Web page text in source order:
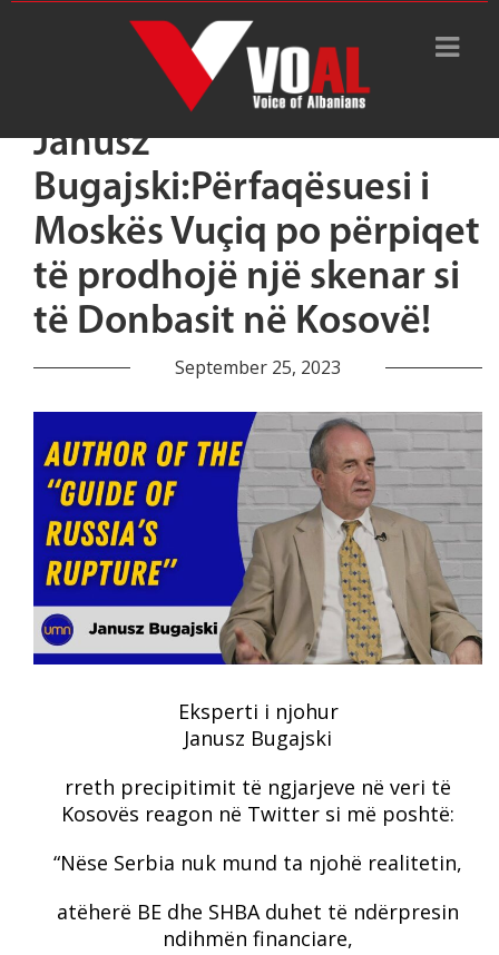
Janusz
Bugajski:Përfaqësuesi i
Moskës Vuçiq po përpiqet
të prodhojë një skenar si
të Donbasit në Kosovë!
September 25, 2023
Eksperti i njohur
Janusz Bugajski
rreth precipitimit të ngjarjeve në veri të
Kosovës reagon në Twitter si më poshtë:
“Nëse Serbia nuk mund ta njohë realitetin,
atëherë BE dhe SHBA duhet të ndërpresin
ndihmën financiare,